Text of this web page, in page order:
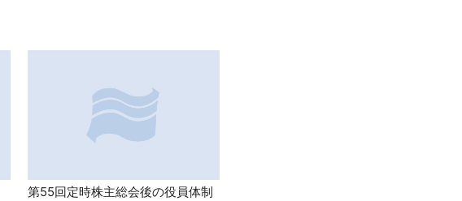
第55回定時株主総会後の役員体制